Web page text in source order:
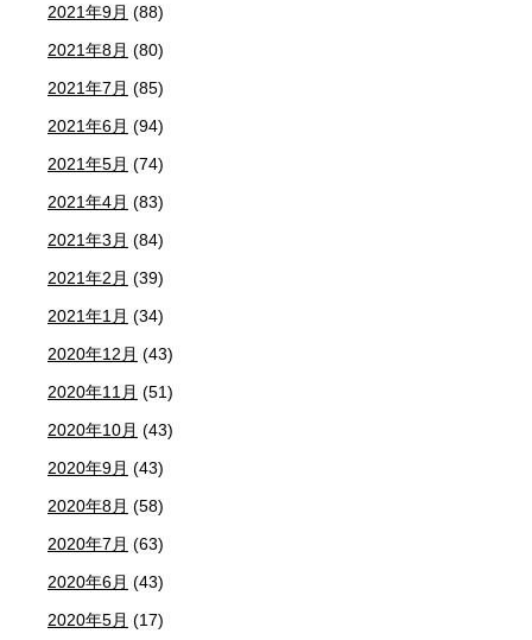
2021年9月 (88)
2021年8月 (80)
2021年7月 (85)
2021年6月 (94)
2021年5月 (74)
2021年4月 (83)
2021年3月 (84)
2021年2月 (39)
2021年1月 (34)
2020年12月 (43)
2020年11月 (51)
2020年10月 (43)
2020年9月 (43)
2020年8月 (58)
2020年7月 (63)
2020年6月 (43)
2020年5月 (17)